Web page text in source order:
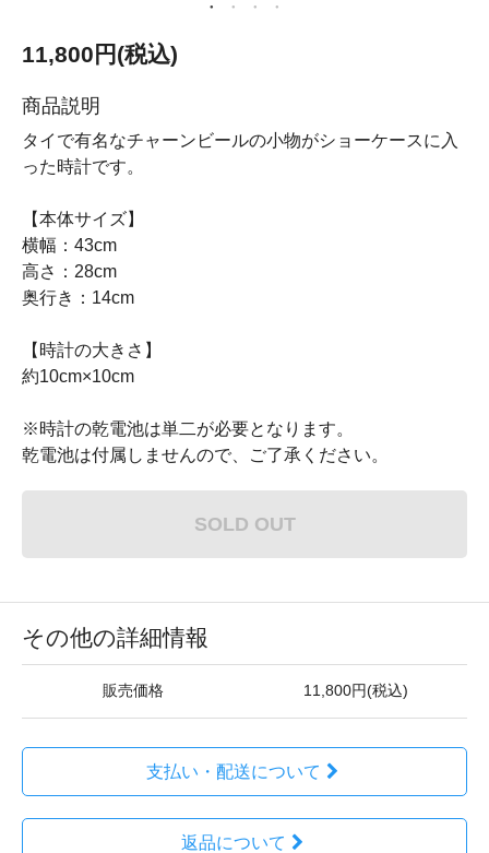
11,800円(税込)
商品説明
タイで有名なチャーンビールの小物がショーケースに入
った時計です。
【本体サイズ】
横幅：43cm
高さ：28cm
奥行き：14cm
【時計の大きさ】
約10cm×10cm
※時計の乾電池は単二が必要となります。
乾電池は付属しませんので、ご了承ください。
SOLD OUT
その他の詳細情報
販売価格 11,800円(税込)
支払い・配送について
返品について